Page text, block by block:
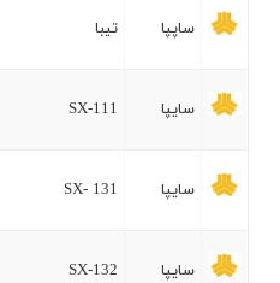
ساپپا تيبا
سايپا 111-SX
سايپا 131 -SX
سايپا 132-SX